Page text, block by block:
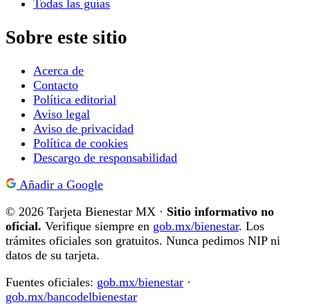
Todas las guías
Sobre este sitio
Acerca de
Contacto
Política editorial
Aviso legal
Aviso de privacidad
Política de cookies
Descargo de responsabilidad
Añadir a Google
© 2026 Tarjeta Bienestar MX · Sitio informativo no
oficial. Verifique siempre en gob.mx/bienestar. Los
trámites oficiales son gratuitos. Nunca pedimos NIP ni
datos de su tarjeta.
Fuentes oficiales: gob.mx/bienestar ·
gob.mx/bancodelbienestar